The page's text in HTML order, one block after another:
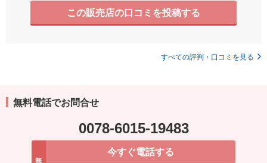
この販売店の口コミを投稿する
すべての評判・口コミを見る
無料電話でお問合せ
0078-6015-19483
今すぐ電話する